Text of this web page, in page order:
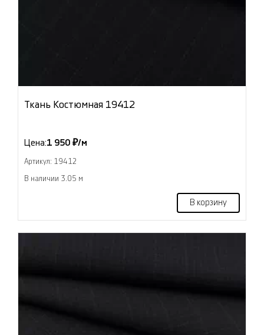
Ткань Костюмная 19412
Цена:1 950 ₽/м
Артикул: 19412
В наличии 3.05 м
В корзину